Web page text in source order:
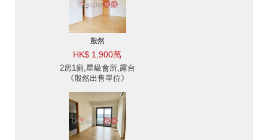
殷然
HK$ 1,900萬
2房1廁,星級會所,露台
《殷然出售單位》